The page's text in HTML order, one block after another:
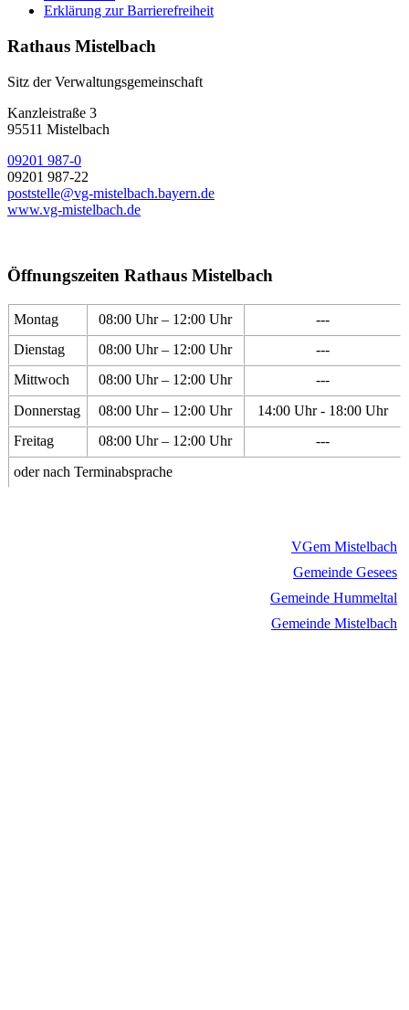
Erklärung zur Barrierefreiheit
Rathaus Mistelbach
Sitz der Verwaltungsgemeinschaft
Kanzleistraße 3
95511 Mistelbach
09201 987-0
09201 987-22
poststelle@vg-mistelbach.bayern.de
www.vg-mistelbach.de
Öffnungszeiten Rathaus Mistelbach
Montag 08:00 Uhr – 12:00 Uhr
---
Dienstag
08:00 Uhr – 12:00 Uhr
---
Mittwoch
08:00 Uhr – 12:00 Uhr
---
Donnerstag
08:00 Uhr – 12:00 Uhr
14:00 Uhr - 18:00 Uhr
Freitag
08:00 Uhr – 12:00 Uhr
---
oder nach Terminabsprache
VGem Mistelbach
Gemeinde Gesees
Gemeinde Hummeltal
Gemeinde Mistelbach